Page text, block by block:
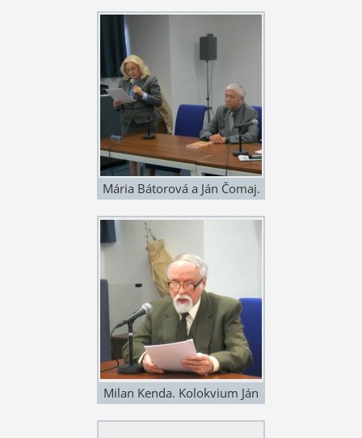
Univerzitnej knižnici v
Bratislave. Foto: Štefan Cifra
Mária Bátorová a Ján Čomaj.
Literatúra faktu 17. 4. 2015 v
Univerzitnej knižnici v
Bratislave. Foto: Štefan Cifra
Milan Kenda. Kolokvium Ján